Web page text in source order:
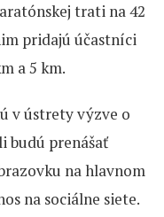
trati na 42
pridajú účastníci
a 5 km.
v ústrety výzve o
budú prenášať
na hlavnom
na sociálne siete.